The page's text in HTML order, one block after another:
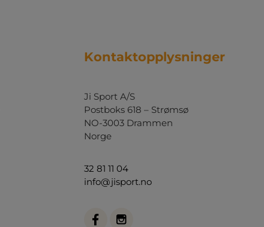
Kontaktopplysninger
Ji Sport A/S
Postboks 618 – Strømsø
NO-3003 Drammen
Norge
32 81 11 04
info@jisport.no